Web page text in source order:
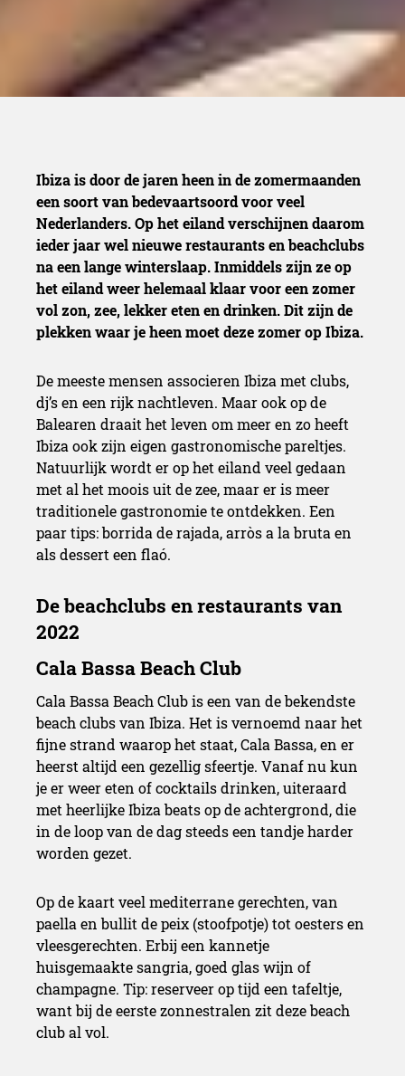
Ibiza is door de jaren heen in de zomermaanden
een soort van bedevaartsoord voor veel
Nederlanders. Op het eiland verschijnen daarom
ieder jaar wel nieuwe restaurants en beachclubs
na een lange winterslaap. Inmiddels zijn ze op
het eiland weer helemaal klaar voor een zomer
vol zon, zee, lekker eten en drinken. Dit zijn de
plekken waar je heen moet deze zomer op Ibiza.
De meeste mensen associeren Ibiza met clubs,
dj’s en een rijk nachtleven. Maar ook op de
Balearen draait het leven om meer en zo heeft
Ibiza ook zijn eigen gastronomische pareltjes.
Natuurlijk wordt er op het eiland veel gedaan
met al het moois uit de zee, maar er is meer
traditionele gastronomie te ontdekken. Een
paar tips: borrida de rajada, arròs a la bruta en
als dessert een flaó.
Cala Bassa Beach Club is een van de bekendste
beach clubs van Ibiza. Het is vernoemd naar het
fijne strand waarop het staat, Cala Bassa, en er
heerst altijd een gezellig sfeertje. Vanaf nu kun
je er weer eten of cocktails drinken, uiteraard
met heerlijke Ibiza beats op de achtergrond, die
in de loop van de dag steeds een tandje harder
worden gezet.
Op de kaart veel mediterrane gerechten, van
paella en bullit de peix (stoofpotje) tot oesters en
vleesgerechten. Erbij een kannetje
huisgemaakte sangria, goed glas wijn of
champagne. Tip: reserveer op tijd een tafeltje,
want bij de eerste zonnestralen zit deze beach
club al vol.